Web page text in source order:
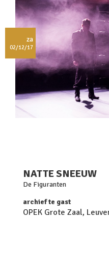
za
02/12/17
NATTE SNEEUW
De Figuranten
archief te gast
OPEK Grote Zaal,